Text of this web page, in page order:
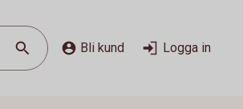
Bli kund Logga in